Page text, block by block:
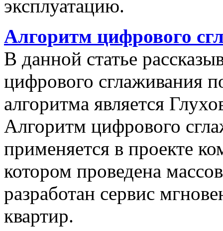
эксплуатацию.
Алгоритм цифрового
В данной статье
цифрового сглаживания
алгоритма является
Алгоритм цифрового
применяется в проекте
котором проведена
разработан сервис
квартир.